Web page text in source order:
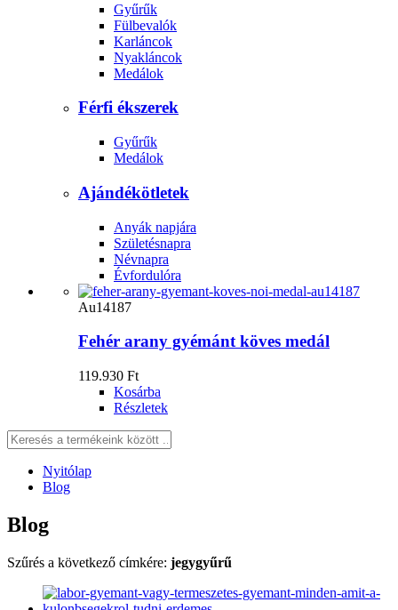
Gyűrűk
Fülbevalók
Karláncok
Nyakláncok
Medálok
Férfi ékszerek
Gyűrűk
Medálok
Ajándékötletek
Anyák napjára
Születésnapra
Névnapra
Évfordulóra
Au14187
Fehér arany gyémánt köves medál
119.930 Ft
Kosárba
Részletek
Nyitólap
Blog
Blog
Szűrés a következő címkére: jegygyűrű